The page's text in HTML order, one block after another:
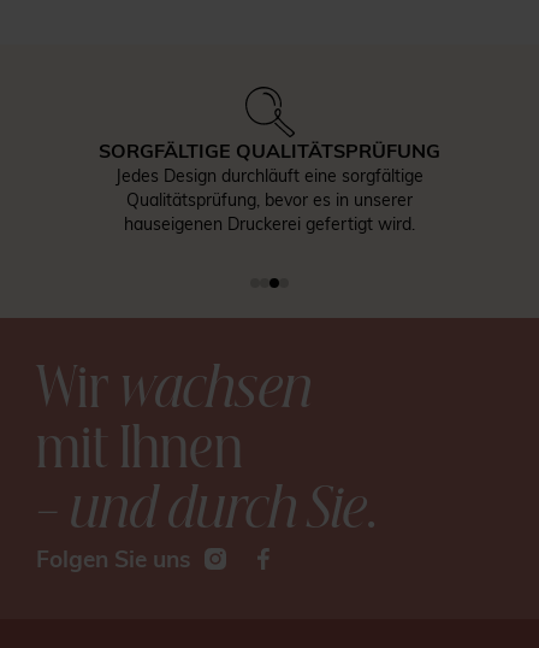
SORGFÄLTIGE QUALITÄTSPRÜFUNG
Jedes Design durchläuft eine sorgfältige
Qualitätsprüfung, bevor es in unserer
hauseigenen Druckerei gefertigt wird.
Wirwachsen
mit Ihnen
– und durch Sie.
Folgen Sie uns